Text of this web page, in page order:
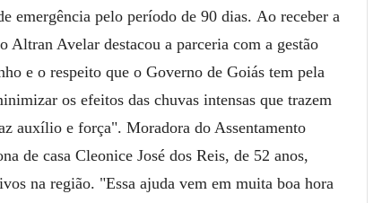
emergência pelo período de 90 dias. Ao receber a
Avelar destacou a parceria com a gestão
e o respeito que o Governo de Goiás tem pela
os efeitos das chuvas intensas que trazem
auxílio e força". Moradora do Assentamento
de casa Cleonice José dos Reis, de 52 anos,
na região. "Essa ajuda vem em muita boa hora